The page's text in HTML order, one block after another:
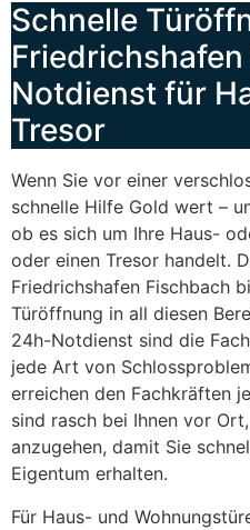
Schnelle
Notdienst für
Tresor
Wenn Sie vor einer
schnelle Hilfe Gold wert –
ob es sich um Ihre Haus-
oder einen Tresor handelt.
Friedrichshafen Fischbach
Türöffnung in all diesen
24h-Notdienst sind die
jede Art von
erreichen den Fachkräften
sind rasch bei Ihnen vor
anzugehen, damit Sie
Eigentum erhalten.
Für Haus- und